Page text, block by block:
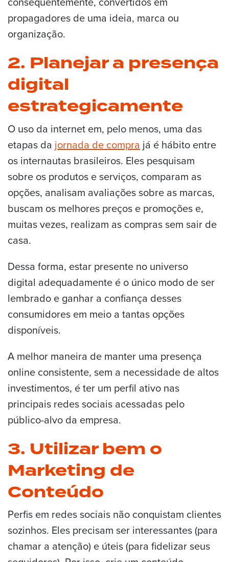
propagadores de uma ideia, marca ou
organização.
2. Planejar a presença
digital
estrategicamente
O uso da internet em, pelo menos, uma das
etapas da jornada de compra já é hábito entre
os internautas brasileiros. Eles pesquisam
sobre os produtos e serviços, comparam as
opções, analisam avaliações sobre as marcas,
buscam os melhores preços e promoções e,
muitas vezes, realizam as compras sem sair de
casa.
Dessa forma, estar presente no universo
digital adequadamente é o único modo de ser
lembrado e ganhar a confiança desses
consumidores em meio a tantas opções
disponíveis.
A melhor maneira de manter uma presença
online consistente, sem a necessidade de altos
investimentos, é ter um perfil ativo nas
principais redes sociais acessadas pelo
público-alvo da empresa.
3. Utilizar bem o
Marketing de
Conteúdo
Perfis em redes sociais não conquistam clientes
sozinhos. Eles precisam ser interessantes (para
chamar a atenção) e úteis (para fidelizar seus